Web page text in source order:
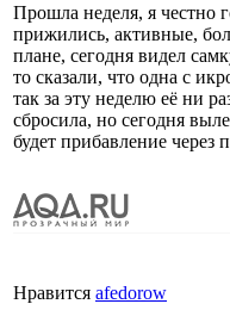
Прошла неделя, я честно
прижились, активные,
плане, сегодня видел
то сказали, что одна с
так за эту неделю её ни
сбросила, но сегодня
будет прибавление через
Нравится afedorow